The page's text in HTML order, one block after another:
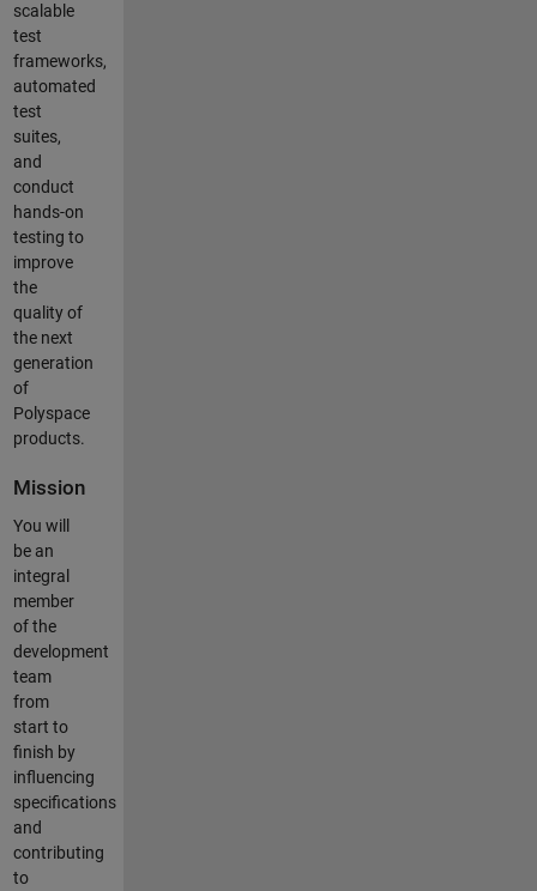
scalable
test
frameworks,
automated
test
suites,
and
conduct
hands-on
testing to
improve
the
quality of
the next
generation
of
Polyspace
products.
Mission
You will
be an
integral
member
of the
development
team
from
start to
finish by
influencing
specifications
and
contributing
to